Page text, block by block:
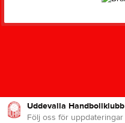
Uddevalla Handbollklubb
Följ oss för uppdateringar